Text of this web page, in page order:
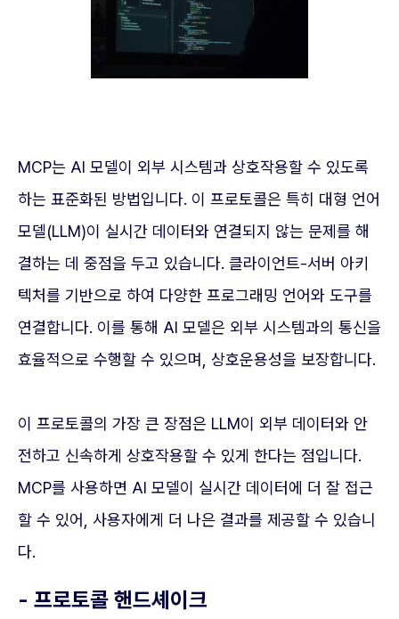
MCP는 AI 모델이 외부 시스템과 상호작용할 수 있도록
하는 표준화된 방법입니다. 이 프로토콜은 특히 대형 언어
모델(LLM)이 실시간 데이터와 연결되지 않는 문제를 해
결하는 데 중점을 두고 있습니다. 클라이언트-서버 아키
텍처를 기반으로 하여 다양한 프로그래밍 언어와 도구를
연결합니다. 이를 통해 AI 모델은 외부 시스템과의 통신을
효율적으로 수행할 수 있으며, 상호운용성을 보장합니다.
이 프로토콜의 가장 큰 장점은 LLM이 외부 데이터와 안
전하고 신속하게 상호작용할 수 있게 한다는 점입니다.
MCP를 사용하면 AI 모델이 실시간 데이터에 더 잘 접근
할 수 있어, 사용자에게 더 나은 결과를 제공할 수 있습니
다.
- 프로토콜 핸드셰이크